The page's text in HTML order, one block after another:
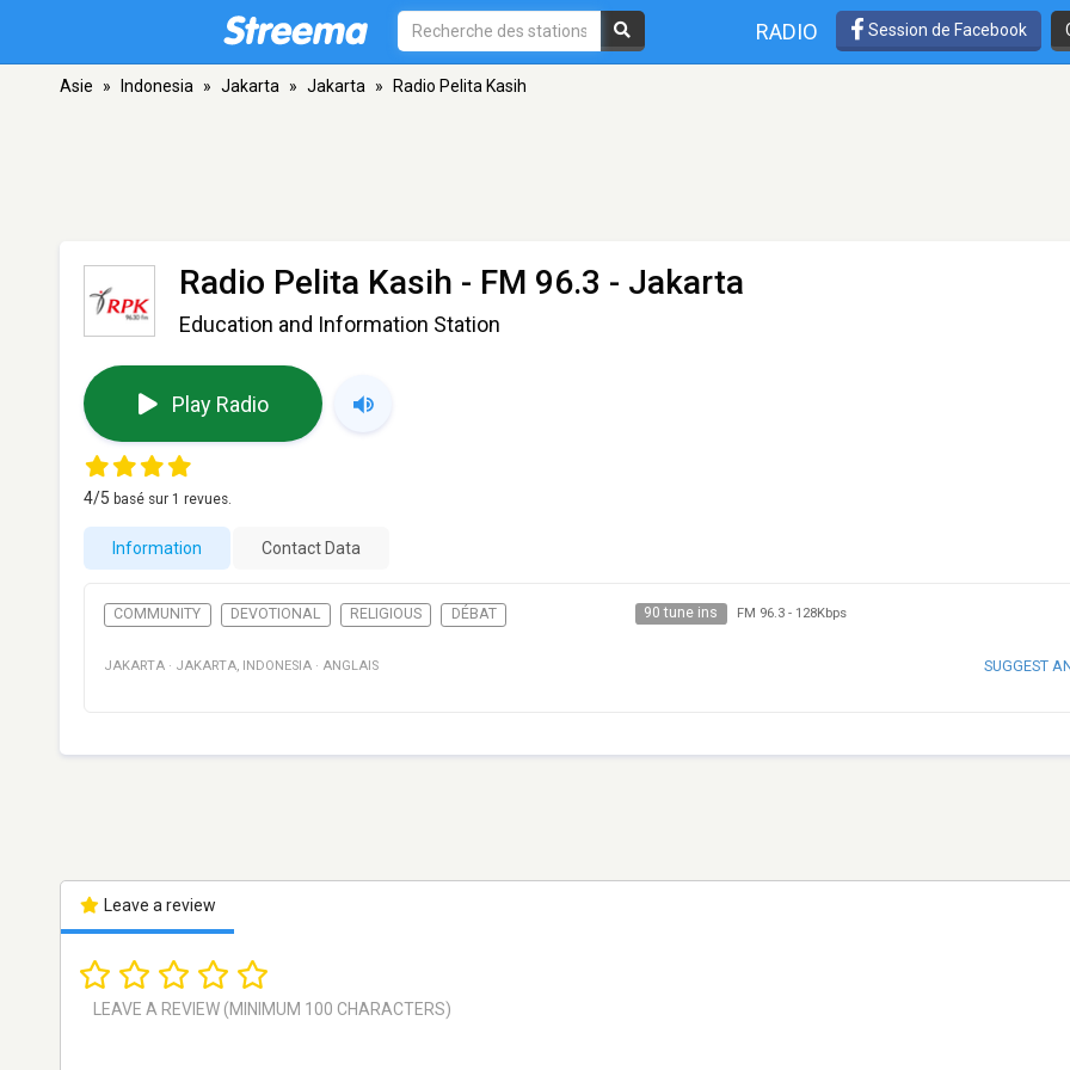
RADIO Session de Facebook
Asie » Indonesia » Jakarta » Jakarta » Radio Pelita Kasih
Radio Pelita Kasih - FM 96.3 - Jakarta
Education and Information Station
Play Radio
4/5 basé sur 1 revues.
Information Contact Data
COMMUNITY DEVOTIONAL RELIGIOUS DÉBAT 90 tune ins FM 96.3- 128Kbps
JAKARTA · JAKARTA, INDONESIA · ANGLAIS SUGGEST
Leave a review